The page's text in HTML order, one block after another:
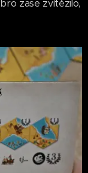
zase zvítězilo,